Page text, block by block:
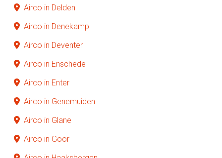
Airco in Delden
Airco in Denekamp
Airco in Deventer
Airco in Enschede
Airco in Enter
Airco in Genemuiden
Airco in Glane
Airco in Goor